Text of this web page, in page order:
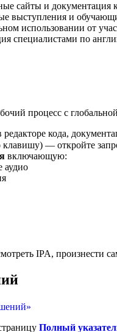
сайты и документация
выступления и
использовании от
специалистами по
процесс с
кода,
— откройте
включающую:
аудио
IPA, произнести
Полный